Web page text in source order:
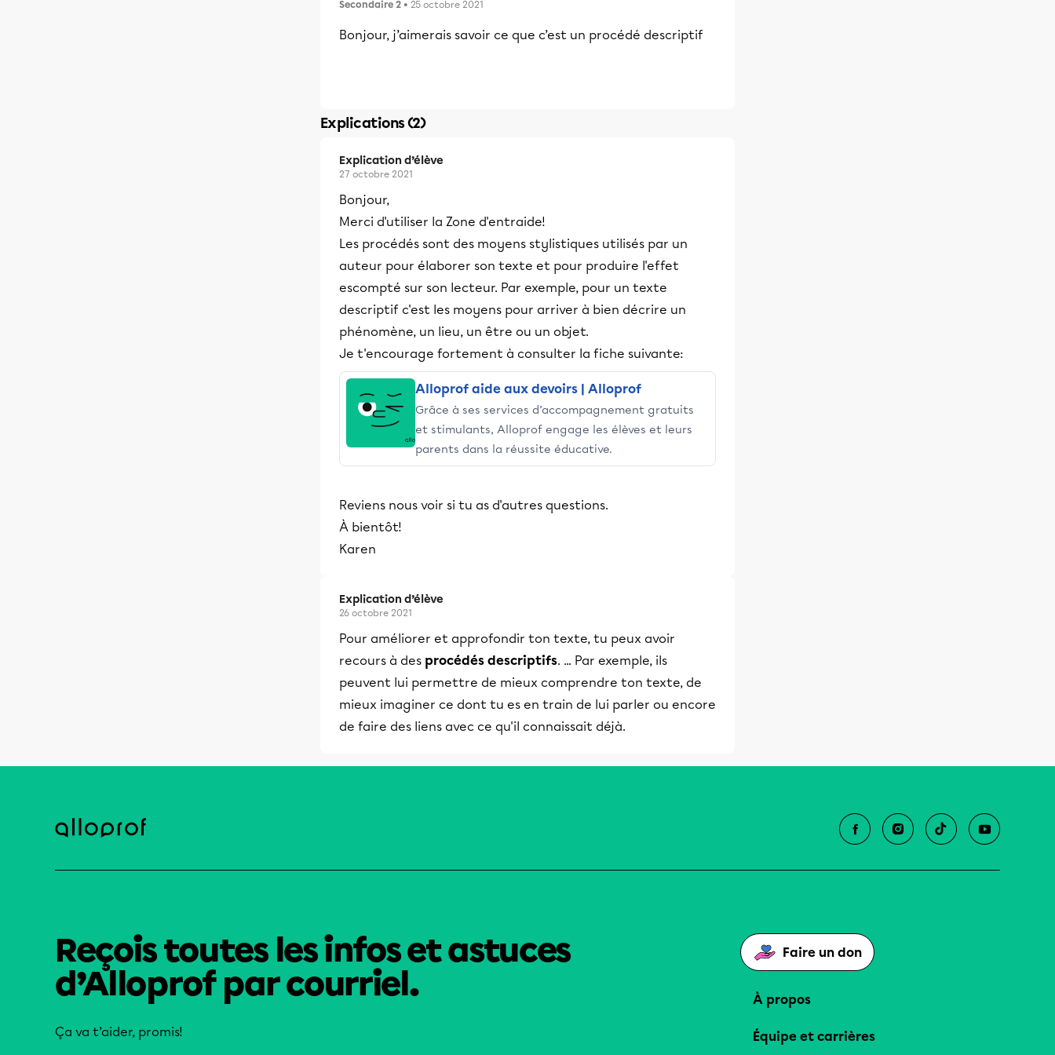
Secondaire 2 • 25 octobre 2021
Bonjour, j’aimerais savoir ce que c’est un procédé descriptif
Explications (2)
Explication d’élève
27 octobre 2021
Bonjour,
Merci d'utiliser la Zone d'entraide!
Les procédés sont des moyens stylistiques utilisés par un
auteur pour élaborer son texte et pour produire l'effet
escompté sur son lecteur. Par exemple, pour un texte
descriptif c'est les moyens pour arriver à bien décrire un
phénomène, un lieu, un être ou un objet.
Je t'encourage fortement à consulter la fiche suivante:
Alloprof aide aux devoirs | Alloprof
Grâce à ses services d’accompagnement gratuits
et stimulants, Alloprof engage les élèves et leurs
parents dans la réussite éducative.
Reviens nous voir si tu as d'autres questions.
À bientôt!
Karen
Explication d’élève
26 octobre 2021
Pour améliorer et approfondir ton texte, tu peux avoir
recours à des procédés descriptifs. ... Par exemple, ils
peuvent lui permettre de mieux comprendre ton texte, de
mieux imaginer ce dont tu es en train de lui parler ou encore
de faire des liens avec ce qu'il connaissait déjà.
Reçois toutes les infos et astuces
d’Alloprof par courriel.
Ça va t’aider, promis!
Faire un don
À propos
Équipe et carrières